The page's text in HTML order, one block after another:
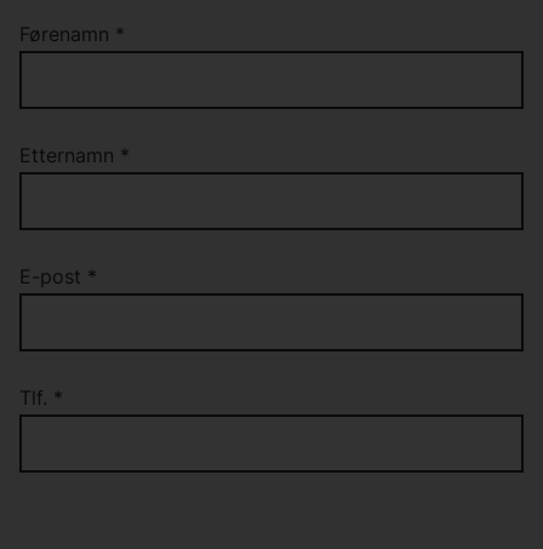
Førenamn *
Etternamn *
E-post *
Tlf. *